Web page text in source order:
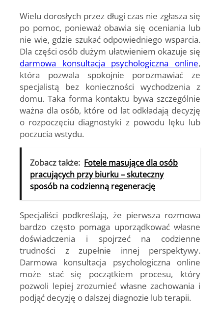
Wielu dorosłych przez długi czas nie zgłasza się
po pomoc, ponieważ obawia się oceniania lub
nie wie, gdzie szukać odpowiedniego wsparcia.
Dla części osób dużym ułatwieniem okazuje się
darmowa konsultacja psychologiczna online,
która pozwala spokojnie porozmawiać ze
specjalistą bez konieczności wychodzenia z
domu. Taka forma kontaktu bywa szczególnie
ważna dla osób, które od lat odkładają decyzję
o rozpoczęciu diagnostyki z powodu lęku lub
poczucia wstydu.
Zobacz także: Fotele masujące dla osób
pracujących przy biurku – skuteczny
sposób na codzienną regenerację
Specjaliści podkreślają, że pierwsza rozmowa
bardzo często pomaga uporządkować własne
doświadczenia i spojrzeć na codzienne
trudności z zupełnie innej perspektywy.
Darmowa konsultacja psychologiczna online
może stać się początkiem procesu, który
pozwoli lepiej zrozumieć własne zachowania i
podjąć decyzję o dalszej diagnozie lub terapii.